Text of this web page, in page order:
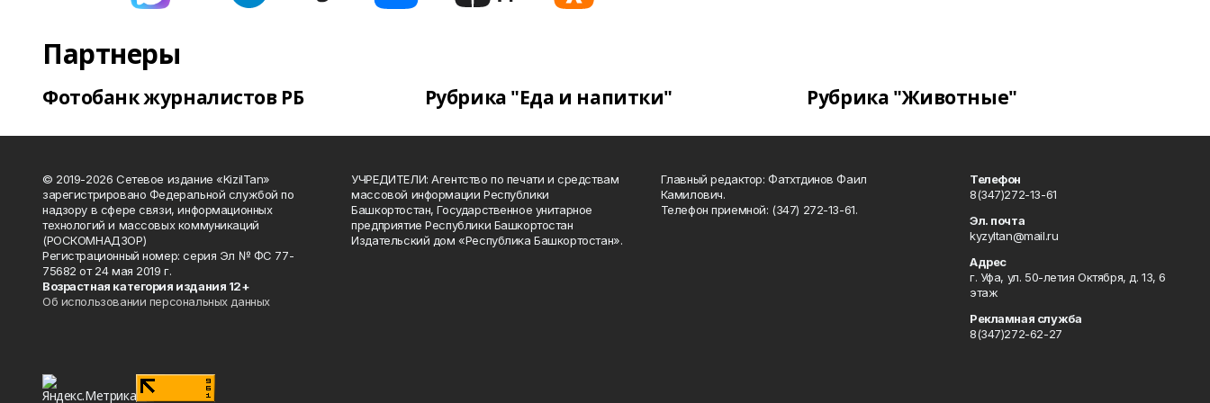
Партнеры
Фотобанк журналистов РБ Рубрика "Еда и напитки" Рубрика "Животные"
© 2019-2026 Сетевое издание «KizilTan»
зарегистрировано Федеральной службой по
надзору в сфере связи, информационных
технологий и массовых коммуникаций
(РОСКОМНАДЗОР)
Регистрационный номер: серия Эл № ФС 77-
75682 от 24 мая 2019 г.
Возрастная категория издания 12+
Об использовании персональных данных
УЧРЕДИТЕЛИ: Агентство по печати и средствам
массовой информации Республики
Башкортостан, Государственное унитарное
предприятие Республики Башкортостан
Издательский дом «Республика Башкортостан».
Главный редактор: Фатхтдинов Фаил
Камилович.
Телефон приемной: (347) 272-13-61.
Телефон
8(347)272-13-61
Эл. почта
kyzyltan@mail.ru
Адрес
г. Уфа, ул. 50-летия Октября, д. 13, 6
этаж
Рекламная служба
8(347)272-62-27